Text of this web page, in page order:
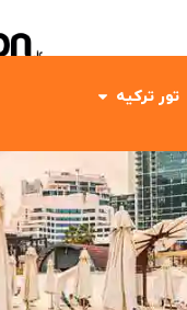
تور ترکیه